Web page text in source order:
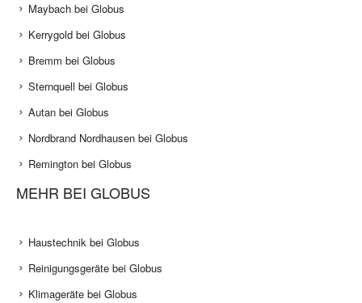
Maybach bei Globus
Kerrygold bei Globus
Bremm bei Globus
Sternquell bei Globus
Autan bei Globus
Nordbrand Nordhausen bei Globus
Remington bei Globus
MEHR BEI GLOBUS
Haustechnik bei Globus
Reinigungsgeräte bei Globus
Klimageräte bei Globus